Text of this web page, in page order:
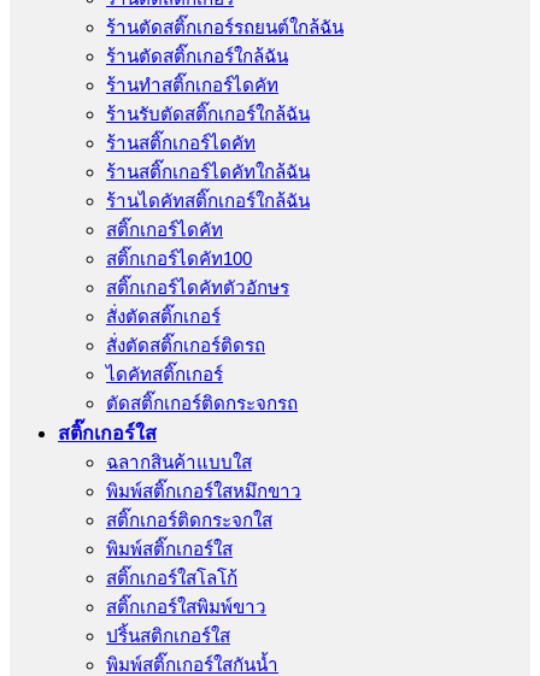
ร้านตัดสติ๊กเกอร์รถยนต์ใกล้ฉัน
ร้านตัดสติ๊กเกอร์ใกล้ฉัน
ร้านทําสติ๊กเกอร์ไดคัท
ร้านรับตัดสติ๊กเกอร์ใกล้ฉัน
ร้านสติ๊กเกอร์ไดคัท
ร้านสติ๊กเกอร์ไดคัทใกล้ฉัน
ร้านไดคัทสติ๊กเกอร์ใกล้ฉัน
สติ๊กเกอร์ไดคัท
สติ๊กเกอร์ไดคัท100
สติ๊กเกอร์ไดคัทตัวอักษร
สั่งตัดสติ๊กเกอร์
สั่งตัดสติ๊กเกอร์ติดรถ
ไดคัทสติ๊กเกอร์
ตัดสติ๊กเกอร์ติดกระจกรถ
สติ๊กเกอร์ใส
ฉลากสินค้าแบบใส
พิมพ์สติ๊กเกอร์ใสหมึกขาว
สติ๊กเกอร์ติดกระจกใส
พิมพ์สติ๊กเกอร์ใส
สติ๊กเกอร์ใสโลโก้
สติ๊กเกอร์ใสพิมพ์ขาว
ปริ้นสติกเกอร์ใส
พิมพ์สติ๊กเกอร์ใสกันน้ำ